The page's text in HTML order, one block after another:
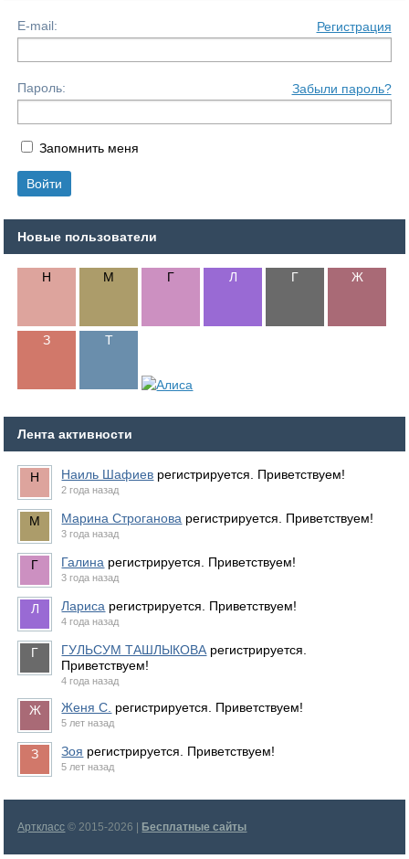
E-mail: Регистрация
Пароль: Забыли пароль?
Запомнить меня
Новые пользователи
Лента активности
Наиль Шафиев регистрируется. Приветствуем!
2 года назад
Марина Строганова регистрируется. Приветствуем!
3 года назад
Галина регистрируется. Приветствуем!
3 года назад
Лариса регистрируется. Приветствуем!
4 года назад
ГУЛЬСУМ ТАШЛЫКОВА регистрируется.
Приветствуем!
4 года назад
Женя С. регистрируется. Приветствуем!
5 лет назад
Зоя регистрируется. Приветствуем!
5 лет назад
Арткласс © 2015-2026 | Бесплатные сайты